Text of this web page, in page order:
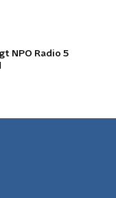
NPO Radio 5